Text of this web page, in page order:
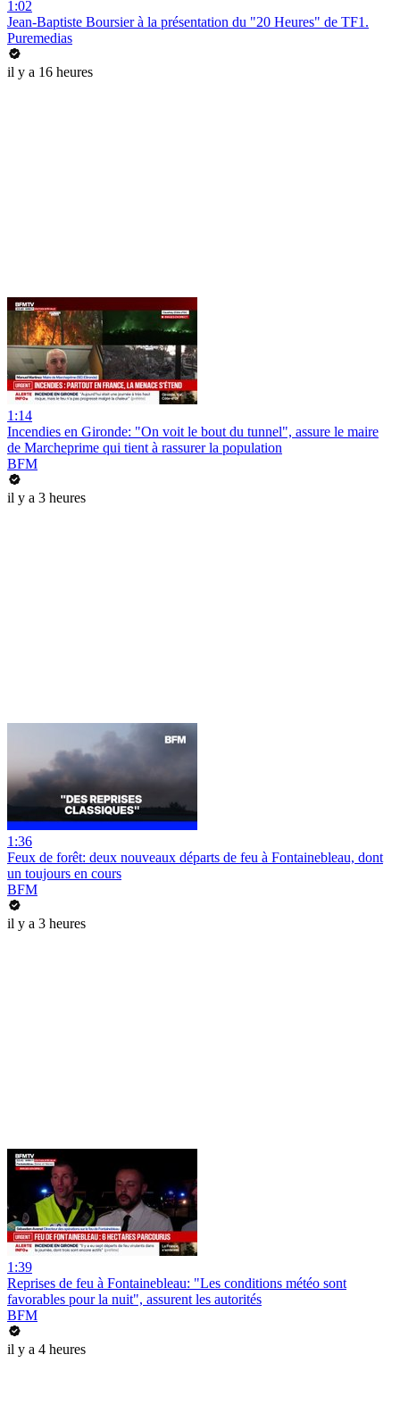
1:02
Jean-Baptiste Boursier à la présentation du "20 Heures" de TF1.
Puremedias
il y a 16 heures
1:14
Incendies en Gironde: "On voit le bout du tunnel", assure le maire
de Marcheprime qui tient à rassurer la population
BFM
il y a 3 heures
1:36
Feux de forêt: deux nouveaux départs de feu à Fontainebleau, dont
un toujours en cours
BFM
il y a 3 heures
1:39
Reprises de feu à Fontainebleau: "Les conditions météo sont
favorables pour la nuit", assurent les autorités
BFM
il y a 4 heures